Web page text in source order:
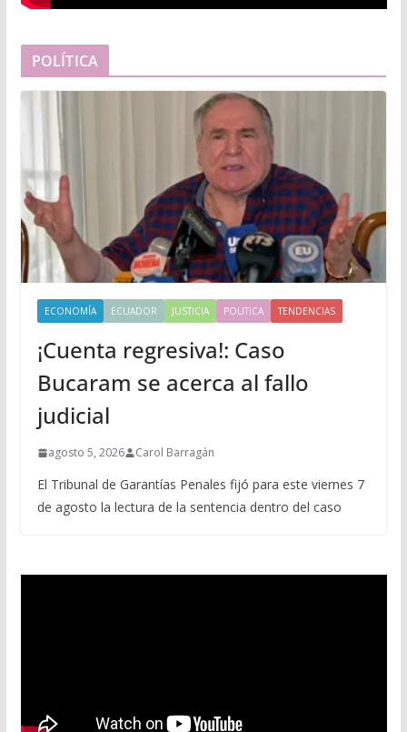
POLÍTICA
ECONOMÍA ECUADOR JUSTICIA POLITICA TENDENCIAS
¡Cuenta regresiva!: Caso
Bucaram se acerca al fallo
judicial
agosto 5, 2026 Carol Barragán
El Tribunal de Garantías Penales fijó para este viernes 7
de agosto la lectura de la sentencia dentro del caso